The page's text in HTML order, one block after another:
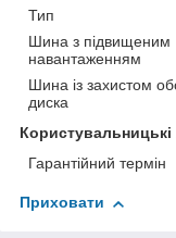
Тип
Шина з підвищеним
навантаженням
Шина із захистом
диска
Користувальницькі
Гарантійний термін
Приховати